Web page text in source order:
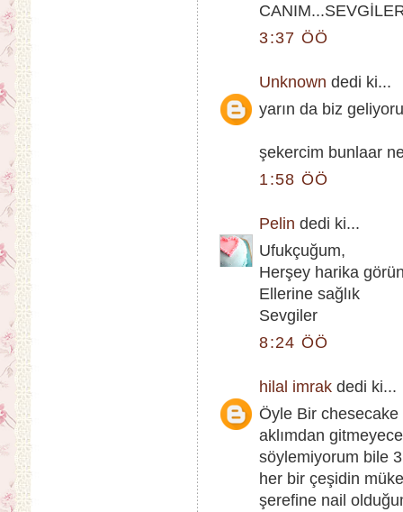
3:37 ÖÖ
Unknown dedi ki...
yarın da biz
şekercim bunlaar
1:58 ÖÖ
Pelin dedi ki...
Ufukçuğum,
Herşey harika
Ellerine sağlık
Sevgiler
8:24 ÖÖ
hilal imrak dedi ki...
Öyle Bir
aklımdan
söylemiyorum bile
her bir çeşidin
şerefine nail